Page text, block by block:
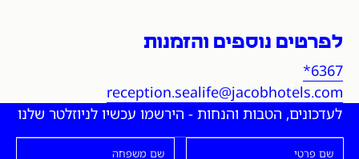
לפרטים נוספים והזמנות
*6367
reception.sealife@jacobhotels.com
לעדכונים, הטבות והנחות - הירשמו עכשיו לניוזלטר שלנו
שם פרטי
שם משפחה